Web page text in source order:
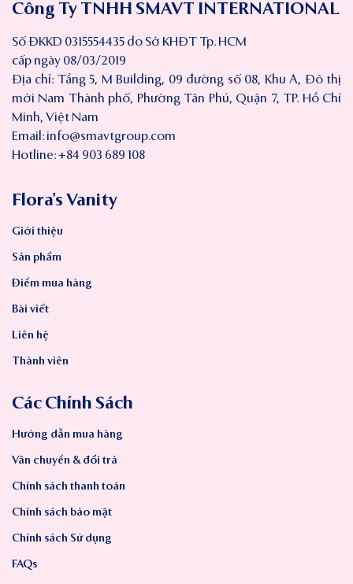
Công Ty TNHH SMAVT INTERNATIONAL
Số ĐKKD 0315554435 do Sở KHĐT Tp. HCM
cấp ngày 08/03/2019
Địa chỉ: Tầng 5, M Building, 09 đường số 08, Khu A, Đô thị
mới Nam Thành phố, Phường Tân Phú, Quận 7, TP. Hồ Chí
Minh, Việt Nam
Email: info@smavtgroup.com
Hotline: +84 903 689 108
Flora’s Vanity
Giới thiệu
Sản phẩm
Điểm mua hàng
Bài viết
Liên hệ
Thành viên
Các Chính Sách
Hướng dẫn mua hàng
Vân chuyển & đổi trả
Chính sách thanh toán
Chính sách bảo mật
Chính sách Sử dụng
FAQs